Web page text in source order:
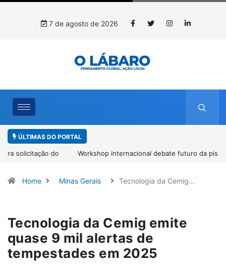
7 de agosto de 2026
ÚLTIMAS DO PORTAL
Workshop internacional debate futuro da piscicultura com
Home Minas Gerais Tecnologia da Cemig…
Tecnologia da Cemig emite
quase 9 mil alertas de
tempestades em 2025